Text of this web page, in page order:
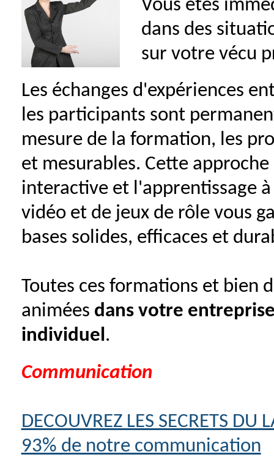
Vous êtes
dans des
sur votre vécu
Les échanges d'expériences
les participants sont
mesure de la formation, les
et mesurables. Cette
interactive et l'apprentissage
vidéo et de jeux de rôle vous
bases solides, efficaces et
Toutes ces formations et bien
animées dans votre
individuel.
Communication
DECOUVREZ LES SECRETS DU
93% de notre communication